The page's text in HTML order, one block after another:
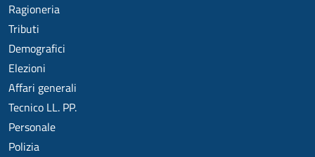
Ragioneria
Tributi
Demografici
Elezioni
Affari generali
Tecnico LL. PP.
Personale
Polizia